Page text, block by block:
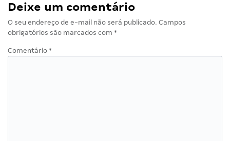
Deixe um comentário
O seu endereço de e-mail não será publicado. Campos
obrigatórios são marcados com *
Comentário *